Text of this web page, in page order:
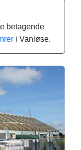
betagende
i Vanløse.